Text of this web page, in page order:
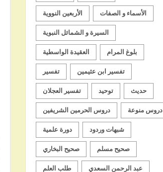
الأربعين النووية الأسماء و الصفات
السيرة و الشمائل النبوية
العقيدة الواسطية بلوغ المرام
تفسير تفسير ابن عثيمين
تفسير العجلان توحيد حديث
دروس الحرمين الشريفين دروس منوعة
دورة علمية شبهات وردود
صحيح البخاري صحيح مسلم
طلب العلم عبد الرحمن السعدي